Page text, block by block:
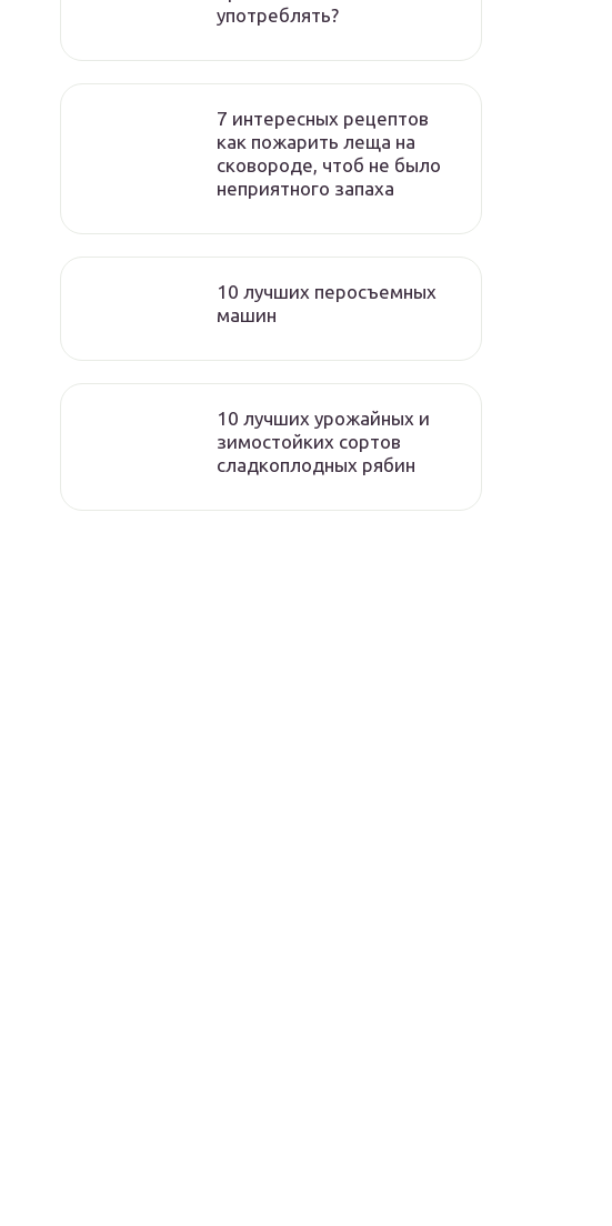
употреблять?
7 интересных рецептов
как пожарить леща на
сковороде, чтоб не было
неприятного запаха
10 лучших перосъемных
машин
10 лучших урожайных и
зимостойких сортов
сладкоплодных рябин